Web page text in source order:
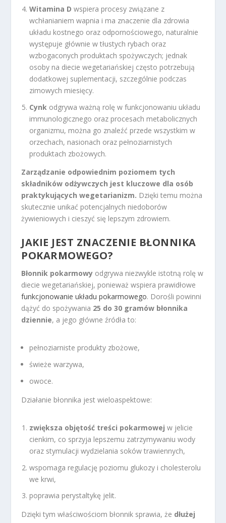
Witamina D wspiera procesy związane z
wchłanianiem wapnia i ma znaczenie dla zdrowia
układu kostnego oraz odpornościowego, naturalnie
występuje głównie w tłustych rybach oraz
wzbogaconych produktach spożywczych; jednak
osoby na diecie wegetariańskiej często potrzebują
dodatkowej suplementacji, szczególnie podczas
zimowych miesięcy.
Cynk odgrywa ważną rolę w funkcjonowaniu układu
immunologicznego oraz procesach metabolicznych
organizmu, można go znaleźć przede wszystkim w
orzechach, nasionach oraz pełnoziarnistych
produktach zbożowych.
Zarządzanie odpowiednim poziomem tych
składników odżywczych jest kluczowe dla osób
praktykujących wegetarianizm. Dzięki temu można
skutecznie unikać potencjalnych niedoborów
żywieniowych i cieszyć się lepszym zdrowiem.
JAKIE JEST ZNACZENIE BŁONNIKA
POKARMOWEGO?
Błonnik pokarmowy odgrywa niezwykle istotną rolę w
diecie wegetariańskiej, ponieważ wspiera prawidłowe
funkcjonowanie układu pokarmowego. Dorośli powinni
dążyć do spożywania 25 do 30 gramów błonnika
dziennie, a jego główne źródła to:
pełnoziarniste produkty zbożowe,
świeże warzywa,
owoce.
Działanie błonnika jest wieloaspektowe:
zwiększa objętość treści pokarmowej w jelicie
cienkim, co sprzyja lepszemu zatrzymywaniu wody
oraz stymulacji wydzielania soków trawiennych,
wspomaga regulację poziomu glukozy i cholesterolu
we krwi,
poprawia perystaltykę jelit.
Dzięki tym właściwościom błonnik sprawia, że dłużej